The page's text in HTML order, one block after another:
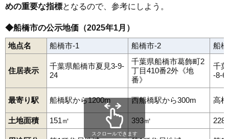
めの重要な指標となるので、参考にしよう。
◆船橋市の公示地価（2025年1月）
地点名 船橋市-1 船橋市-2 船
住居表示
千葉県船橋市夏見3-9-
24
千葉県船橋市葛飾町2
丁目410番2外《地
番》
千
-8-6
最寄り駅 船橋駅から1200m 西船橋駅から300m 高
土地面積 151㎡ 393㎡ 228
スクロールできます